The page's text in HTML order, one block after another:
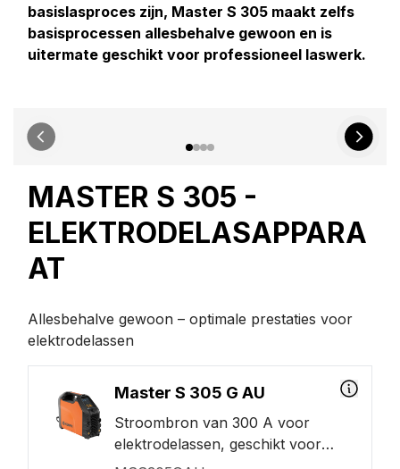
basislasproces zijn, Master S 305 maakt zelfs
basisprocessen allesbehalve gewoon en is
uitermate geschikt voor professioneel laswerk.
MASTER S 305 -
ELEKTRODELASAPPARA
AT
Allesbehalve gewoon – optimale prestaties voor
elektrodelassen
Master S 305 G AU
Stroombron van 300 A voor
elektrodelassen, geschikt voor
gebruik met een generator. Dit